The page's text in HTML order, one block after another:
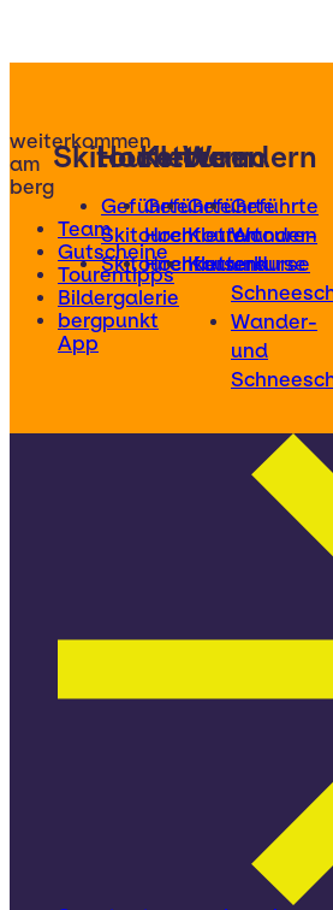
weiterkommen
am
berg
Team
Gutscheine
Tourentipps
Bildergalerie
bergpunkt
App
Skitouren
Geführte
Skitouren
Skitourenkurse
Hochtouren
Geführte
Hochtouren
Hochtourenkurse
Klettern
Geführte
Klettertouren
Kletterkurse
Wandern
Geführte
Wander-
und
Wander-
und